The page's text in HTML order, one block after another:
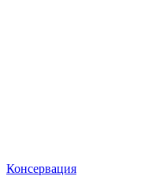
Консервация